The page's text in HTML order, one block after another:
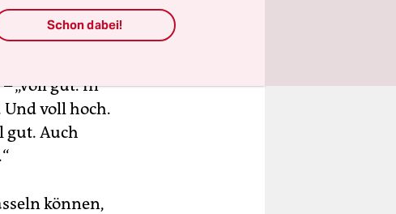
„Voll gut. In
Und voll hoch.
gut. Auch
können,
Schon dabei!